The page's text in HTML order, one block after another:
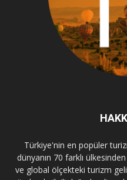
Türkiye'nin en popüler
dünyanın 70 farklı
ve global ölçekteki turizm